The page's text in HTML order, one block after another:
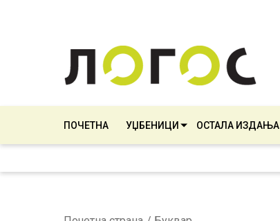
ПОЧЕТНА УЏБЕНИЦИ ОСТАЛА ИЗДАЊА